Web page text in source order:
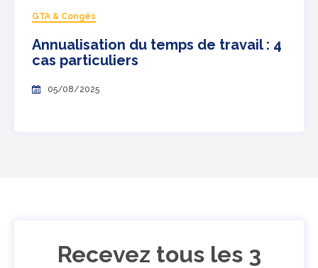
GTA & Congés
Annualisation du temps de travail : 4
cas particuliers
05/08/2025
Recevez tous les 3